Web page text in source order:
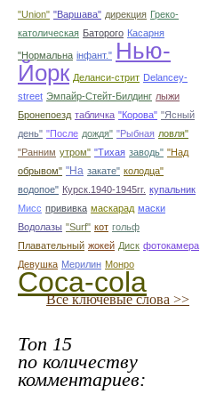
"Union" "Варшава" дирекция Греко-
католическая Баторого Касарня
"Нормальна інфант." Нью-
Йорк Деланси-стрит Delancey-
street Эмпайр-Стейт-Билдинг лыжи
Бронепоезд табличка "Корова" "Ясный
день" "После дождя" "Рыбная ловля"
"Ранним утром" "Тихая заводь" "Над
обрывом" "На закате" колодца"
водопое" Курск.1940-1945гг. купальник
Мисс прививка маскарад маски
Водолазы "Surf" кот гольф
Плавательный жокей Диск фотокамера
Девушка Мерилин Монро
Coca-cola
Все ключевые слова >>
Топ 15
по количеству
комментариев: